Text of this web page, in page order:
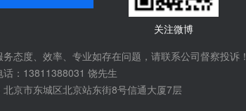
关注微博
务态度、效率、专业如存在问题，请联系公司督察投诉！
话：13811388031 饶先生
北京市东城区北京站东街8号信通大厦7层